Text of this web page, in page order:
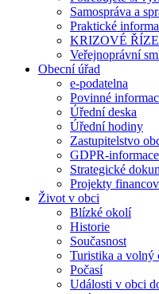
Samospráva a
Praktické
KRIZOVÉ
Veřejnoprávní
Obecní úřad
e-podatelna
Povinné
Úřední deska
Úřední hodiny
Zastupitelstvo
GDPR-
Strategické
Projekty
Život v obci
Blízké okolí
Historie
Současnost
Turistika a volný
Počasí
Události v obci